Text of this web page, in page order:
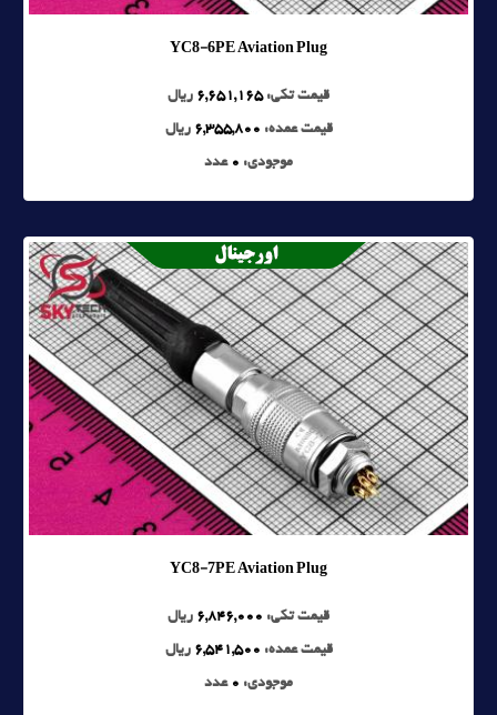
YC8-6PE Aviation Plug
قیمت تکی:6,651,165 ریال
قیمت عمده: 6,355,800 ریال
موجودی: 0 عدد
YC8-7PE Aviation Plug
قیمت تکی: 6,846,000 ریال
قیمت عمده: 6,541,500 ریال
موجودی: 0 عدد